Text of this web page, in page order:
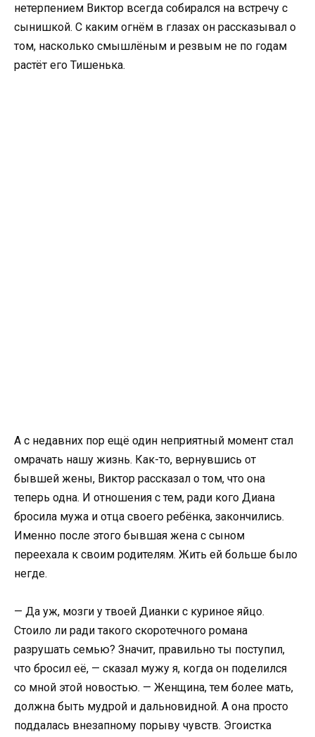
нетерпением Виктор всегда собирался на встречу с
сынишкой. С каким огнём в глазах он рассказывал о
том, насколько смышлёным и резвым не по годам
растёт его Тишенька.
А с недавних пор ещё один неприятный момент стал
омрачать нашу жизнь. Как-то, вернувшись от
бывшей жены, Виктор рассказал о том, что она
теперь одна. И отношения с тем, ради кого Диана
бросила мужа и отца своего ребёнка, закончились.
Именно после этого бывшая жена с сыном
переехала к своим родителям. Жить ей больше было
негде.
— Да уж, мозги у твоей Дианки с куриное яйцо.
Стоило ли ради такого скоротечного романа
разрушать семью? Значит, правильно ты поступил,
что бросил её, — сказал мужу я, когда он поделился
со мной этой новостью. — Женщина, тем более мать,
должна быть мудрой и дальновидной. А она просто
поддалась внезапному порыву чувств. Эгоистка